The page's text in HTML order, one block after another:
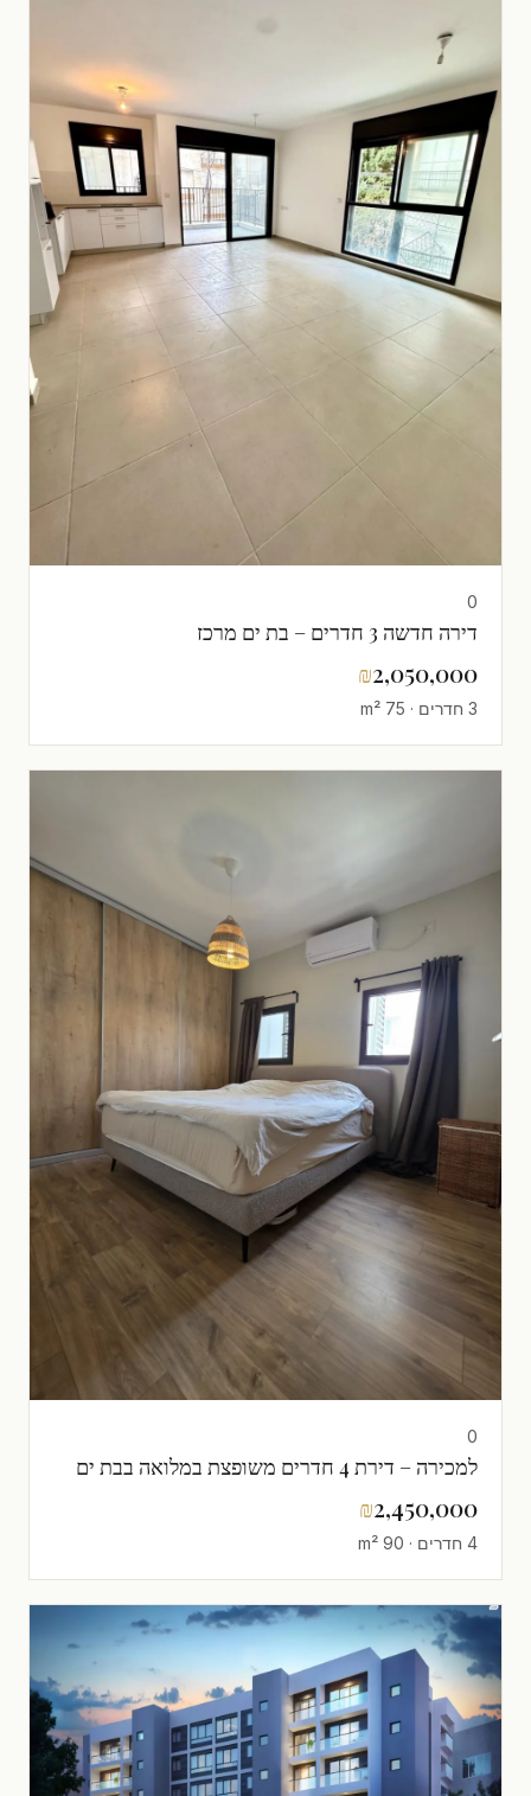
0
דירה חדשה 3 חדרים – בת ים מרכז
₪2,050,000
3 חדרים · 75 m²
0
למכירה – דירת 4 חדרים משופצת במלואה בבת ים
₪2,450,000
4 חדרים · 90 m²